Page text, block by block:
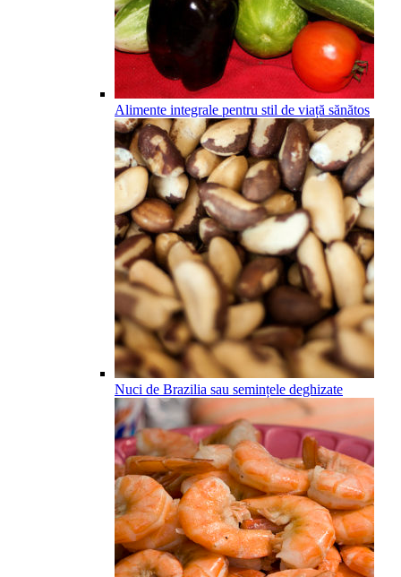
Alimente integrale pentru stil de viață sănătos
Nuci de Brazilia sau semințele deghizate